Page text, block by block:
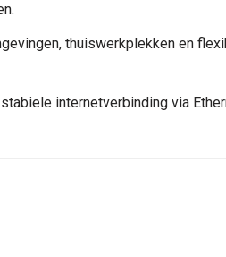
thuiswerkplekken en
internetverbinding via